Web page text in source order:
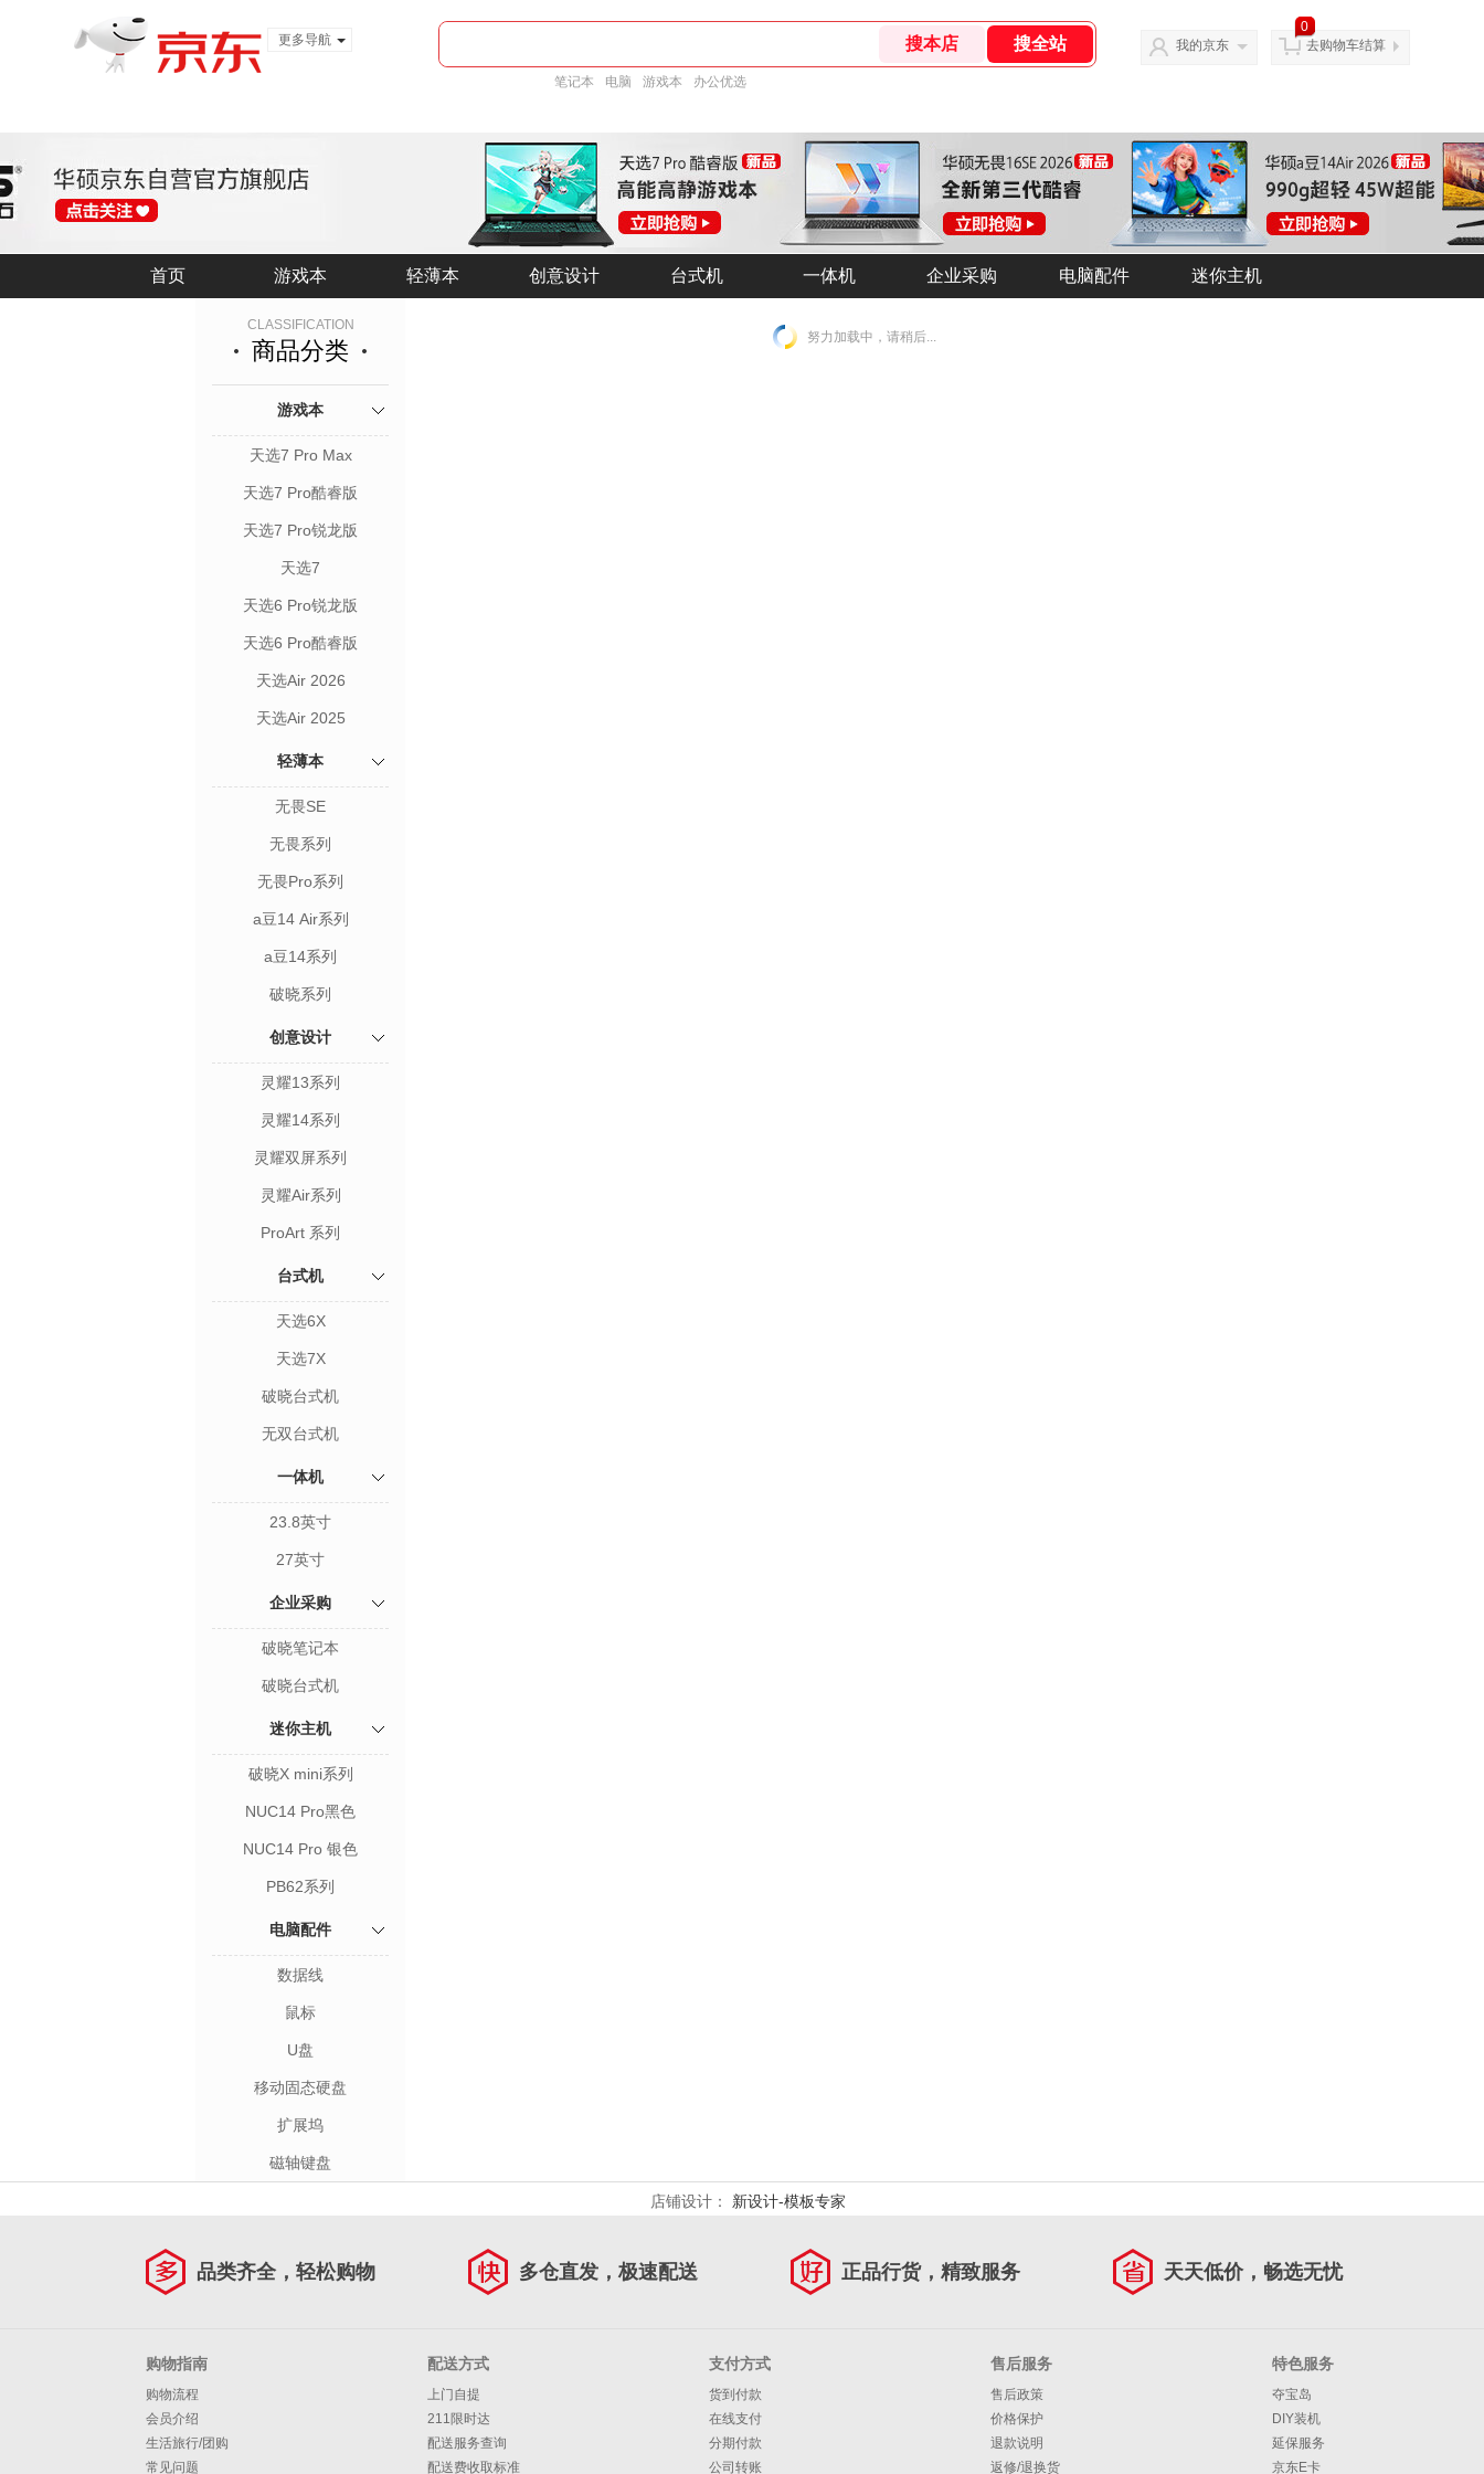
更多导航
笔记本 电脑 游戏本 办公优选
我的京东
0
去购物车结算
首页 游戏本 轻薄本 一体机
台式机
创意设计 企业采购 电脑配件 迷你主机
首页 游戏本 轻薄本 一体机
台式机
创意设计 企业采购 电脑配件 迷你主机
CLASSIFICATION
商品分类
游戏本
天选7 Pro Max
天选7 Pro酷睿版
天选7 Pro锐龙版
天选7
天选6 Pro锐龙版
天选6 Pro酷睿版
天选Air 2026
天选Air 2025
轻薄本
无畏SE
无畏系列
无畏Pro系列
a豆14 Air系列
a豆14系列
破晓系列
创意设计
灵耀13系列
灵耀14系列
灵耀双屏系列
灵耀Air系列
ProArt 系列
台式机
天选6X
天选7X
破晓台式机
无双台式机
一体机
23.8英寸
27英寸
企业采购
破晓笔记本
破晓台式机
迷你主机
破晓X mini系列
NUC14 Pro黑色
NUC14 Pro 银色
PB62系列
电脑配件
数据线
鼠标
U盘
移动固态硬盘
扩展坞
磁轴键盘
努力加载中，请稍后...
店铺设计： 新设计-模板专家
品类齐全，轻松购物 多仓直发，极速配送 正品行货，精致服务 天天低价，畅选无忧
购物指南
购物流程
会员介绍
生活旅行/团购
常见问题
配送方式
上门自提
211限时达
配送服务查询
配送费收取标准
支付方式
货到付款
在线支付
分期付款
公司转账
售后服务
售后政策
价格保护
退款说明
返修/退换货
特色服务
夺宝岛
DIY装机
延保服务
京东E卡